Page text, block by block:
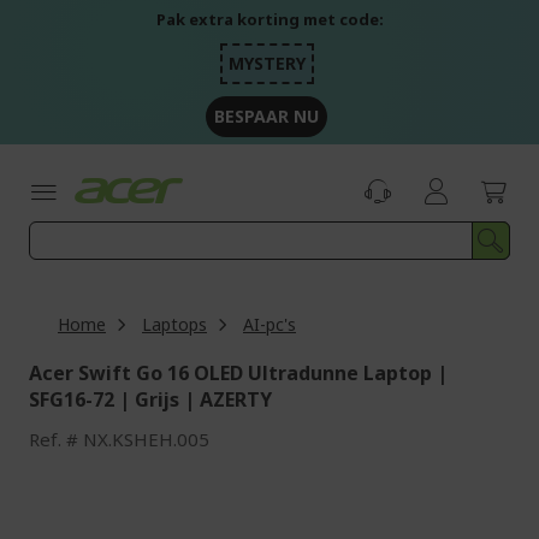
Pak extra korting met code:
MYSTERY
BESPAAR NU
Home Laptops AI-pc's
Acer Swift Go 16 OLED Ultradunne Laptop |
SFG16-72 | Grijs | AZERTY
Ref. NX.KSHEH.005